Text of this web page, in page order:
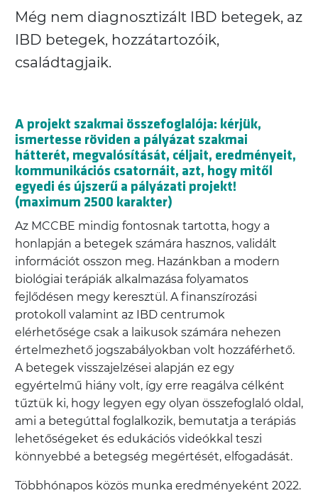
Még nem diagnosztizált IBD betegek, az
IBD betegek, hozzátartozóik,
családtagjaik.
A projekt szakmai összefoglalója: kérjük,
ismertesse röviden a pályázat szakmai
hátterét, megvalósítását, céljait, eredményeit,
kommunikációs csatornáit, azt, hogy mitől
egyedi és újszerű a pályázati projekt!
(maximum 2500 karakter)
Az MCCBE mindig fontosnak tartotta, hogy a
honlapján a betegek számára hasznos, validált
információt osszon meg. Hazánkban a modern
biológiai terápiák alkalmazása folyamatos
fejlődésen megy keresztül. A finanszírozási
protokoll valamint az IBD centrumok
elérhetősége csak a laikusok számára nehezen
értelmezhető jogszabályokban volt hozzáférhető.
A betegek visszajelzései alapján ez egy
egyértelmű hiány volt, így erre reagálva célként
tűztük ki, hogy legyen egy olyan összefoglaló oldal,
ami a betegúttal foglalkozik, bemutatja a terápiás
lehetőségeket és edukációs videókkal teszi
könnyebbé a betegség megértését, elfogadását.
Többhónapos közös munka eredményeként 2022.